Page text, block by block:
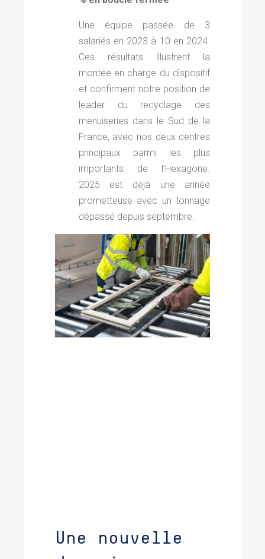
Une équipe passée de 3
salariés en 2023 à 10 en 2024.
Ces résultats illustrent la
montée en charge du dispositif
et confirment notre position de
leader du recyclage des
menuiseries dans le Sud de la
France, avec nos deux centres
principaux parmi les plus
importants de l’Hexagone.
2025 est déjà une année
prometteuse avec un tonnage
dépassé depuis septembre.
Une nouvelle